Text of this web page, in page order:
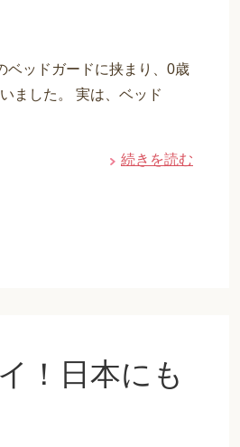
ベッドガードに挟まり、0歳
ました。 実は、ベッド
続きを読む
！日本にも